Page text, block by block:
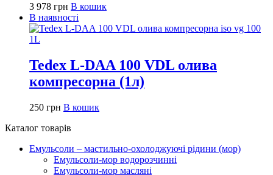
3 978 грн В кошик
В наявності
Tedex L-DAA 100 VDL олива
компресорна (1л)
250 грн В кошик
Каталог товарів
Емульсоли – мастильно-охолоджуючі рідини (мор)
Емульсоли-мор водорозчинні
Емульсоли-мор масляні